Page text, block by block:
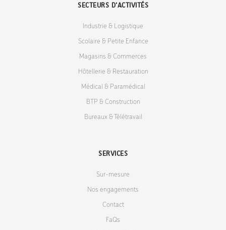
SECTEURS D'ACTIVITÉS
Industrie & Logistique
Scolaire & Petite Enfance
Magasins & Commerces
Hôtellerie & Restauration
Médical & Paramédical
BTP & Construction
Bureaux & Télétravail
SERVICES
Sur-mesure
Nos engagements
Contact
FaQs